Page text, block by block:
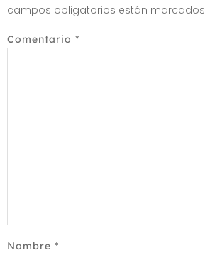
campos obligatorios están
Comentario *
Nombre *